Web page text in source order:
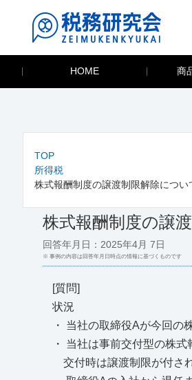
HOME 商
TOP
所得税
株式報酬制度の譲渡制限解除につい
株式報酬制度の譲
回答年月日：2025年4月 7日
※ 事例の内容は回答年月日時点の情報に基づくものです
[質問]
状況
・ 当社の取締役Aが今回の
・ 当社は事前交付型の株
交付時は譲渡制限が付さ